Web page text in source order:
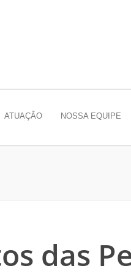
ATUAÇÃO NOSSA EQUIPE
das